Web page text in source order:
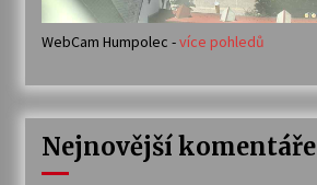
WebCam Humpolec -více pohledů
Nejnovější komentáře